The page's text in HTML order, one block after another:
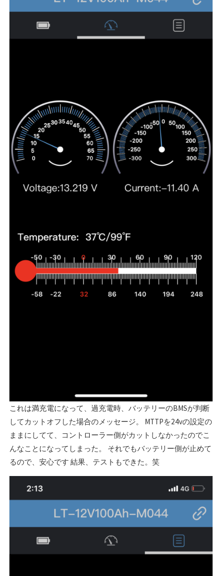
これは満充電になって、過充電時、バッテリーのBMSが判断
してカットオフした場合のメッセージ。 MTTPを24vの設定の
ままにしてて、コントローラー側がカットしなかったのでこ
んなことになってしまった。 それでもバッテリー側が止めて
るので、安心です 結果、テストもできた。笑